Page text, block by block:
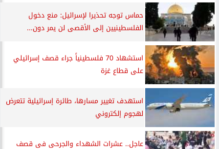
حماس توجه تحذيرا لإسرائيل: منع دخول
الفلسطينيين إلى الأقصى لن يمر دون...
استشهاد 70 فلسطينياً جراء قصف إسرائيلي
على قطاع غزة
استهدف تغيير مسارها، طائرة إسرائيلية تتعرض
لهجوم إلكتروني
عاجل.. عشرات الشهداء والجرحى فى قصف